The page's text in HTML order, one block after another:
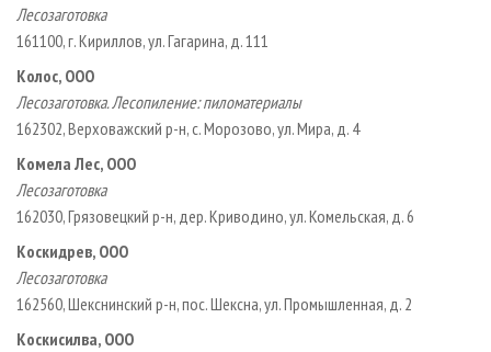
Лесозаготовка
161100, г. Кириллов, ул. Гагарина, д. 111
Колос, ООО
Лесозаготовка. Лесопиление: пиломатериалы
162302, Верховажский р­-н, с. Морозово, ул. Мира, д. 4
Комела Лес, ООО
Лесозаготовка
162030, Грязовецкий р­-н, дер. Криводино, ул. Комельская, д. 6
Коскидрев, ООО
Лесозаготовка
162560, Шекснинский р­-н, пос. Шексна, ул. Промышленная, д. 2
Коскисилва, ООО